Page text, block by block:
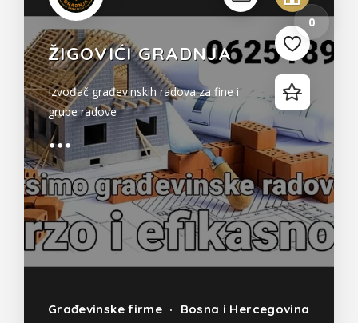
0
ŽIGOVIĆI GRADNJA
Izvođač građevinskih radova za fine i
grube radove
Građevinske firme Bosna i Hercegovina